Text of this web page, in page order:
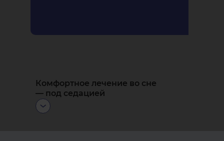
Комфортное лечение во сне
— под седацией